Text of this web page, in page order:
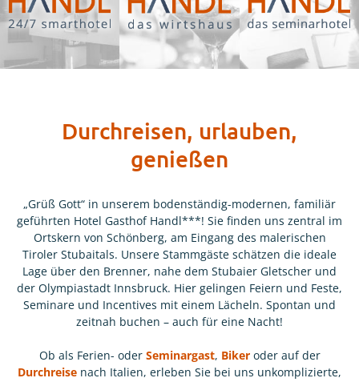
Durchreisen, urlauben,
genießen
„Grüß Gott“ in unserem bodenständig-modernen, familiär
geführten Hotel Gasthof Handl***! Sie finden uns zentral im
Ortskern von Schönberg, am Eingang des malerischen
Tiroler Stubaitals. Unsere Stammgäste schätzen die ideale
Lage über den Brenner, nahe dem Stubaier Gletscher und
der Olympiastadt Innsbruck. Hier gelingen Feiern und Feste,
Seminare und Incentives mit einem Lächeln. Spontan und
zeitnah buchen – auch für eine Nacht!
Ob als Ferien- oder Seminargast, Biker oder auf der
Durchreise nach Italien, erleben Sie bei uns unkomplizierte,